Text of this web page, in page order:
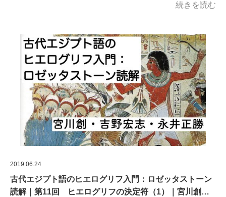
続きを読む
2019.06.24
古代エジプト語のヒエログリフ入門：ロゼッタストーン
読解｜第11回 ヒエログリフの決定符（1）｜宮川創…